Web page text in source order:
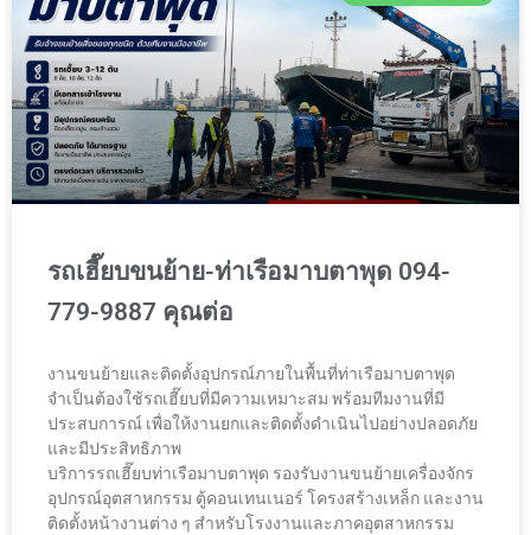
รถเฮี๊ยบขนย้าย-ท่าเรือมาบตาพุด 094-
779-9887 คุณต่อ
งานขนย้ายและติดตั้งอุปกรณ์ภายในพื้นที่ท่าเรือมาบตาพุด
จำเป็นต้องใช้รถเฮี๊ยบที่มีความเหมาะสม พร้อมทีมงานที่มี
ประสบการณ์ เพื่อให้งานยกและติดตั้งดำเนินไปอย่างปลอดภัย
และมีประสิทธิภาพ
บริการรถเฮี๊ยบท่าเรือมาบตาพุด รองรับงานขนย้ายเครื่องจักร
อุปกรณ์อุตสาหกรรม ตู้คอนเทนเนอร์ โครงสร้างเหล็ก และงาน
ติดตั้งหน้างานต่าง ๆ สำหรับโรงงานและภาคอุตสาหกรรม